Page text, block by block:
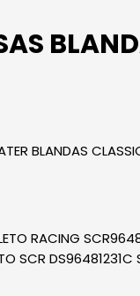
BLANDAS
RACING
SCR DS96481231C